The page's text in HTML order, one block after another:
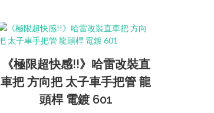
《極限超快感!!》哈雷改裝直
車把 方向把 太子車手把管 龍
頭桿 電鍍 601